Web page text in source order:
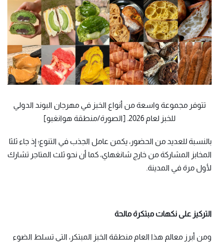
تتوفر مجموعة واسعة من أنواع الخبز في مهرجان البوند الدولي
للخبز لعام 2026. [الصورة/منطقة هوانغبو]
بالنسبة للعديد من الحضور، يكمن عامل الجذب في التنوع؛ إذ جاء ثلثا
المخابز المشاركة من خارج شانغهاي، كما أن نحو ثلث المتاجر تشارك
لأول مرة في المدينة.
التركيز على نكهات مبتكرة مالحة
ومن أبرز معالم هذا العام منطقة الخبز المبتكر، التي تسلط الضوء